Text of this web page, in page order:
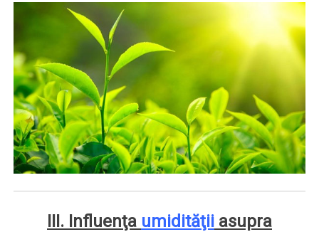
III. Influenţa umidităţii asupra